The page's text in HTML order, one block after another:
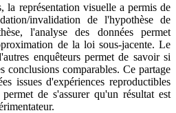
la représentation visuelle a permis de
invalidation de l'hypothèse de
l'analyse des données permet
de la loi sous-jacente. Le
enquêteurs permet de savoir si
conclusions comparables. Ce partage
issues d'expériences reproductibles
de s'assurer qu'un résultat est